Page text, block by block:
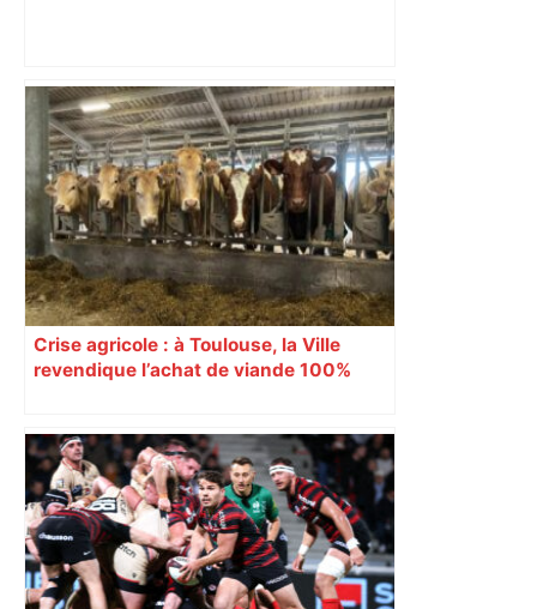
Toulouse : prévisions météo du lundi
22 décembre 2025 – Météocity
Crise agricole : à Toulouse, la Ville
revendique l’achat de viande 100%